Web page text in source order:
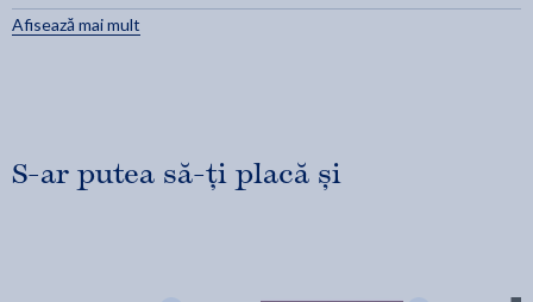
Afisează mai mult
S-ar putea să-ți placă și